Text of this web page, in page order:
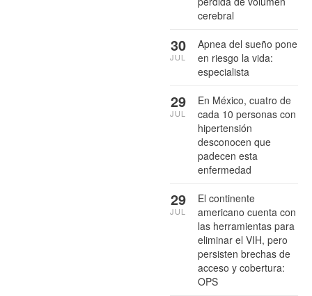
cerebral
Apnea del sueño pone
en riesgo la vida:
especialista
30
JUL
En México, cuatro de
cada 10 personas con
hipertensión
desconocen que
padecen esta
enfermedad
29
JUL
El continente
americano cuenta con
las herramientas para
eliminar el VIH, pero
persisten brechas de
acceso y cobertura:
OPS
29
JUL